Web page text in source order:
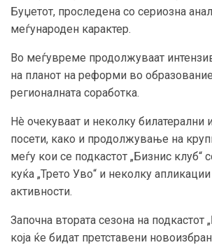
Буџетот, проследена со сериозна
меѓународен карактер.
Во меѓувреме продолжуваат
на планот на реформи во
регионалната соработка.
Нè очекуваат и неколку билатерални
посети, како и продолжување на
меѓу кои се подкастот „Бизнис клуб“
куќа „Трето Уво“ и неколку
активности.
Започна втората сезона на подкастот
која ќе бидат претставени